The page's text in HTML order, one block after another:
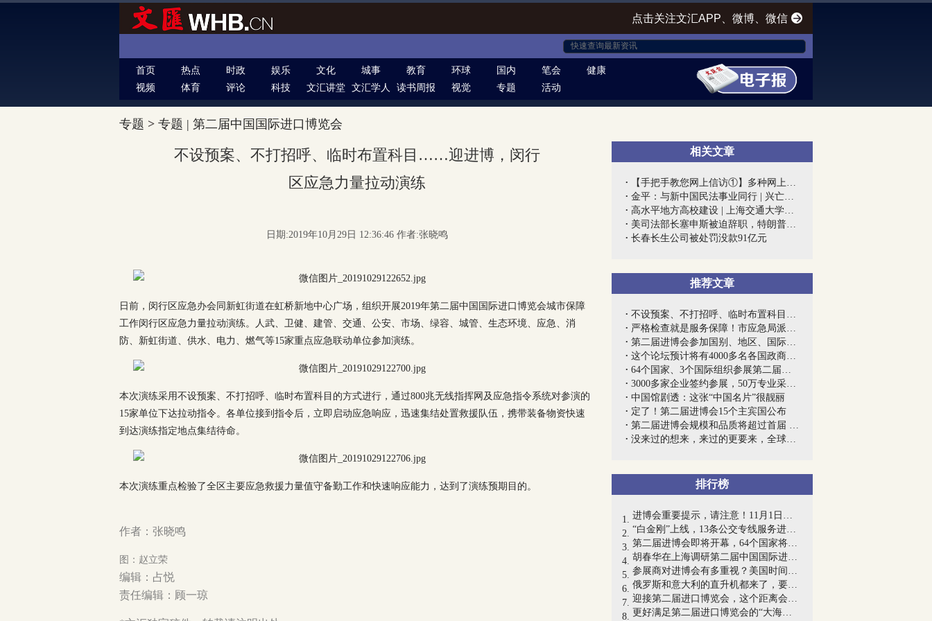
点击关注文汇APP、微博、微信
首页 热点 时政 娱乐 文化 城事 教育 环球 国内 笔会
健康
视频
体育 评论 科技 文汇讲堂 文汇学人 读书周报 视觉 专题 活动
专题 > 专题 | 第二届中国国际进口博览会
相关文章
【手把手教您网上信访①】多种网上信访渠...
金平：与新中国民法事业同行 | 兴亡匹夫...
高水平地方高校建设 | 上海交通大学医学...
美司法部长塞申斯被迫辞职，特朗普终向“...
长春长生公司被处罚没款91亿元
推荐文章
不设预案、不打招呼、临时布置科目……迎...
严格检查就是服务保障！市应急局派出检查...
第二届进博会参加国别、地区、国际组织和...
这个论坛预计将有4000多名各国政商学界和...
64个国家、3个国际组织参展第二届进博会
3000多家企业签约参展，50万专业采购商和...
中国馆剧透：这张“中国名片”很靓丽
定了！第二届进博会15个主宾国公布
第二届进博会规模和品质将超过首届 展览...
没来过的想来，来过的更要来，全球各个角...
排行榜
进博会重要提示，请注意！11月1日至10日...
“白金刚”上线，13条公交专线服务进博会
第二届进博会即将开幕，64个国家将参加国...
胡春华在上海调研第二届中国国际进口博览...
参展商对进博会有多重视？美国时间晚上10...
俄罗斯和意大利的直升机都来了，要在进博...
迎接第二届进口博览会，这个距离会场最近...
更好满足第二届进口博览会的“大海般”市...
不设预案、不打招呼、临时布置科目……迎进博，闵行
区应急力量拉动演练
日期:2019年10月29日 12:36:46 作者:张晓鸣
日前，闵行区应急办会同新虹街道在虹桥新地中心广场，组织开展2019年第二届中国国际进口博览会城市保障
工作闵行区应急力量拉动演练。人武、卫健、建管、交通、公安、市场、绿容、城管、生态环境、应急、消
防、新虹街道、供水、电力、燃气等15家重点应急联动单位参加演练。
本次演练采用不设预案、不打招呼、临时布置科目的方式进行，通过800兆无线指挥网及应急指令系统对参演的
15家单位下达拉动指令。各单位接到指令后，立即启动应急响应，迅速集结处置救援队伍，携带装备物资快速
到达演练指定地点集结待命。
本次演练重点检验了全区主要应急救援力量值守备勤工作和快速响应能力，达到了演练预期目的。
作者：张晓鸣
图：赵立荣
编辑：占悦
责任编辑：顾一琼